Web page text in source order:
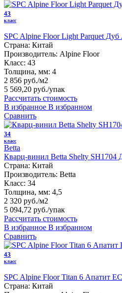
43
класс
SPC Alpine Floor Light Parquet
Страна: Китай
Производитель: Alpine Floor
Класс: 43
Толщина, мм: 4
2 856 руб./м2
5 569,20 руб./упак
Рассчитать стоимость
В избранное В избранном
Сравнить
34
класс
Betta
Кварц-винил Betta Shelty SH1704
Страна: Китай
Производитель: Betta
Класс: 34
Толщина, мм: 4,5
2 320 руб./м2
5 094,72 руб./упак
Рассчитать стоимость
В избранное В избранном
Сравнить
43
класс
SPC Alpine Floor Titan 6 Апатит
Страна: Китай